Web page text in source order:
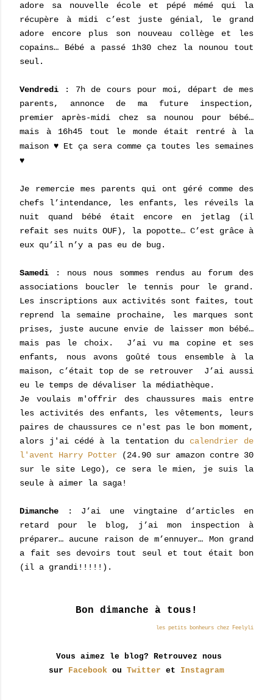
adore sa nouvelle école et pépé mémé qui la
récupère à midi c’est juste génial, le grand
adore encore plus son nouveau collège et les
copains… Bébé a passé 1h30 chez la nounou tout
seul.
Vendredi : 7h de cours pour moi, départ de mes
parents, annonce de ma future inspection,
premier après-midi chez sa nounou pour bébé…
mais à 16h45 tout le monde était rentré à la
maison ♥ Et ça sera comme ça toutes les semaines
♥
Je remercie mes parents qui ont géré comme des
chefs l’intendance, les enfants, les réveils la
nuit quand bébé était encore en jetlag (il
refait ses nuits OUF), la popotte… C’est grâce à
eux qu’il n’y a pas eu de bug.
Samedi : nous nous sommes rendus au forum des
associations boucler le tennis pour le grand.
Les inscriptions aux activités sont faites, tout
reprend la semaine prochaine, les marques sont
prises, juste aucune envie de laisser mon bébé…
mais pas le choix.
J’ai vu ma copine et ses
enfants, nous avons goûté tous ensemble à la
maison, c’était top de se retrouver
J’ai aussi
eu le temps de dévaliser la médiathèque.
Je voulais m'offrir des chaussures mais entre
les activités des enfants, les vêtements, leurs
paires de chaussures ce n'est pas le bon moment,
alors j'ai cédé à la tentation du calendrier de
l'avent Harry Potter (24.90 sur amazon contre 30
sur le site Lego), ce sera le mien, je suis la
seule à aimer la saga!
Dimanche : J’ai une vingtaine d’articles en
retard pour le blog, j’ai mon inspection à
préparer… aucune raison de m’ennuyer… Mon grand
a fait ses devoirs tout seul et tout était bon
(il a grandi!!!!!).
Bon dimanche à tous!
les petits bonheurs chez Feelyli
Vous aimez le blog? Retrouvez nous
sur Facebook ou Twitter et Instagram